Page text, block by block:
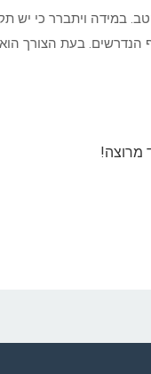
במידה ויתברר כי
בעת הצורך הוא
מרוצה!